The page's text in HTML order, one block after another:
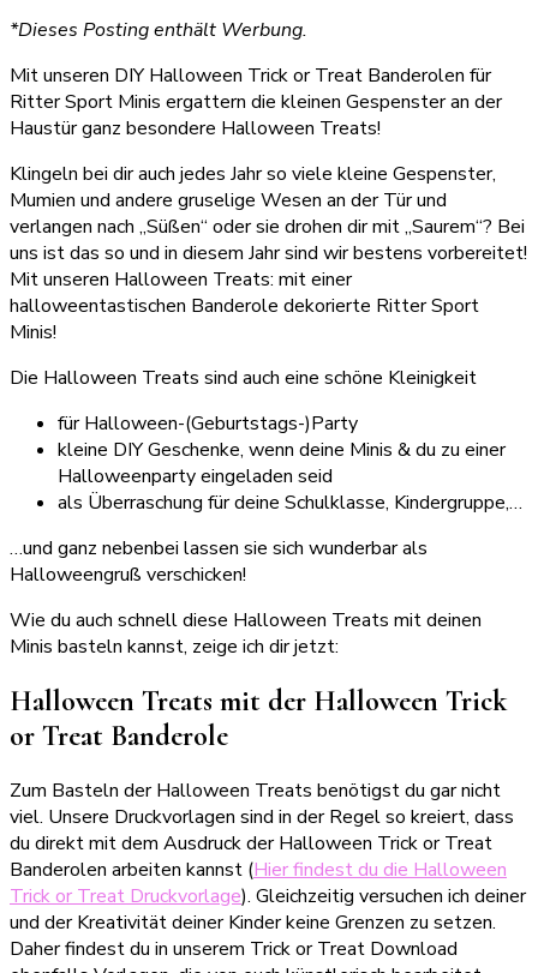
*Dieses Posting enthält Werbung.
Mit unseren DIY Halloween Trick or Treat Banderolen für
Ritter Sport Minis ergattern die kleinen Gespenster an der
Haustür ganz besondere Halloween Treats!
Klingeln bei dir auch jedes Jahr so viele kleine Gespenster,
Mumien und andere gruselige Wesen an der Tür und
verlangen nach „Süßen“ oder sie drohen dir mit „Saurem“? Bei
uns ist das so und in diesem Jahr sind wir bestens vorbereitet!
Mit unseren Halloween Treats: mit einer
halloweentastischen Banderole dekorierte Ritter Sport
Minis!
Die Halloween Treats sind auch eine schöne Kleinigkeit
für Halloween-(Geburtstags-)Party
kleine DIY Geschenke, wenn deine Minis & du zu einer
Halloweenparty eingeladen seid
als Überraschung für deine Schulklasse, Kindergruppe,…
…und ganz nebenbei lassen sie sich wunderbar als
Halloweengruß verschicken!
Wie du auch schnell diese Halloween Treats mit deinen
Minis basteln kannst, zeige ich dir jetzt:
Halloween Treats mit der Halloween Trick
or Treat Banderole
Zum Basteln der Halloween Treats benötigst du gar nicht
viel. Unsere Druckvorlagen sind in der Regel so kreiert, dass
du direkt mit dem Ausdruck der Halloween Trick or Treat
Banderolen arbeiten kannst (Hier findest du die Halloween
Trick or Treat Druckvorlage). Gleichzeitig versuchen ich deiner
und der Kreativität deiner Kinder keine Grenzen zu setzen.
Daher findest du in unserem Trick or Treat Download